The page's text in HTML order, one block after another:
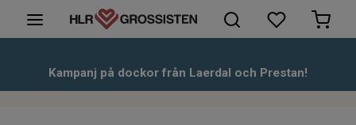
HLR-Dockor
Kampanj på dockor från Laerdal och Prestan!